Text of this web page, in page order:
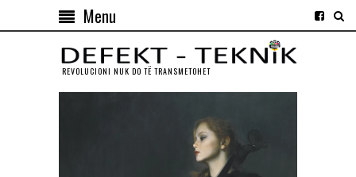
Menu
REVOLUCIONI NUK DO TЁ TRANSMETOHET